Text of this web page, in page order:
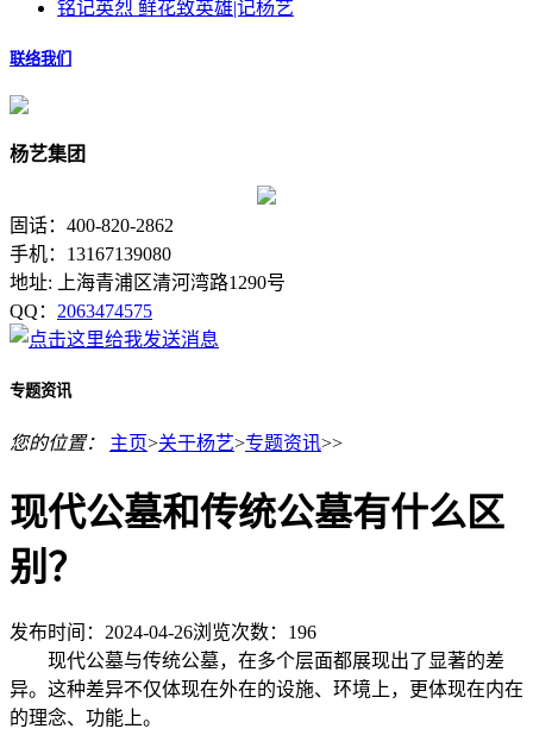
铭记英烈 鲜花致英雄|记杨艺
联络我们
杨艺集团
固话：400-820-2862
手机：13167139080
地址: 上海青浦区清河湾路1290号
QQ： 2063474575
专题资讯
您的位置： 主页>关于杨艺>专题资讯>>
现代公墓和传统公墓有什么区
别？
发布时间：2024-04-26浏览次数： 196
现代公墓与传统公墓，在多个层面都展现出了显著的差
异。这种差异不仅体现在外在的设施、环境上，更体现在内在
的理念、功能上。